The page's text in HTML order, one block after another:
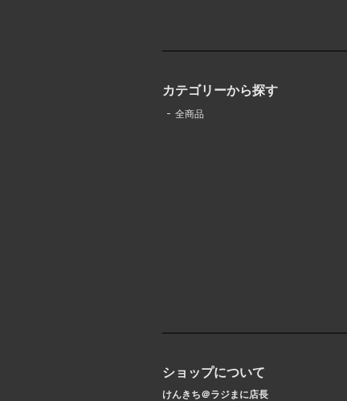
カテゴリーから探す
全商品
ショップについて
けんきち＠ラジまに店長